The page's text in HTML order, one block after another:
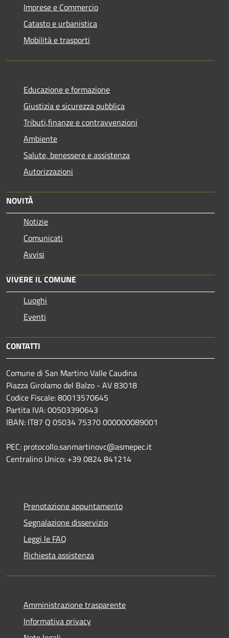
Imprese e Commercio
Catasto e urbanistica
Mobilità e trasporti
Educazione e formazione
Giustizia e sicurezza pubblica
Tributi,finanze e contravvenzioni
Ambiente
Salute, benessere e assistenza
Autorizzazioni
NOVITÀ
Notizie
Comunicati
Avvisi
VIVERE IL COMUNE
Luoghi
Eventi
CONTATTI
Comune di San Martino Valle Caudina
Piazza Girolamo del Balzo - AV 83018
Codice Fiscale: 80013570645
Partita IVA: 00503390643
IBAN: IT87 Q 05034 75370 000000089001
PEC: protocollo.sanmartinovc@asmepec.it
Centralino Unico: +39 0824 841214
Prenotazione appuntamento
Segnalazione disservizio
Leggi le FAQ
Richiesta assistenza
Amministrazione trasparente
Informativa privacy